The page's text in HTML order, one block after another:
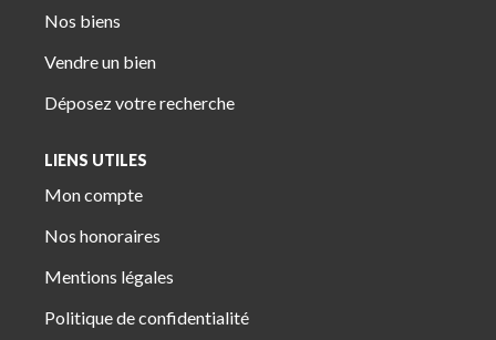
Nos biens
Vendre un bien
Déposez votre recherche
LIENS UTILES
Mon compte
Nos honoraires
Mentions légales
Politique de confidentialité